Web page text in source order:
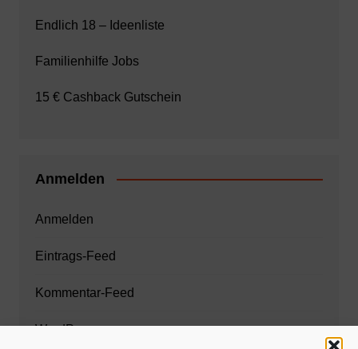
Endlich 18 – Ideenliste
Familienhilfe Jobs
15 € Cashback Gutschein
Anmelden
Anmelden
Eintrags-Feed
Kommentar-Feed
WordPress.org